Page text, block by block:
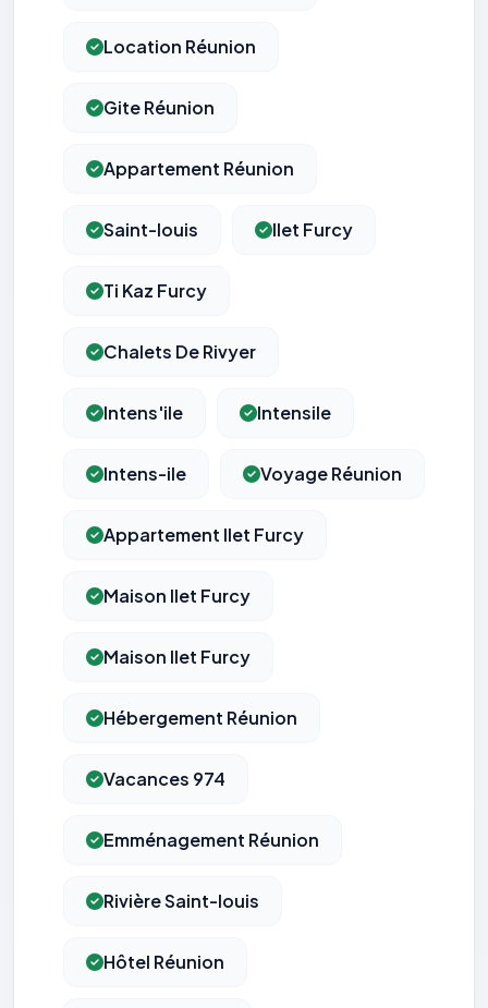
Location Réunion
Gite Réunion
Appartement Réunion
Saint-louis Ilet Furcy
Ti Kaz Furcy
Chalets De Rivyer
Intens'ile Intensile
Intens-ile Voyage Réunion
Appartement Ilet Furcy
Maison Ilet Furcy
Maison Ilet Furcy
Hébergement Réunion
Vacances 974
Emménagement Réunion
Rivière Saint-louis
Hôtel Réunion